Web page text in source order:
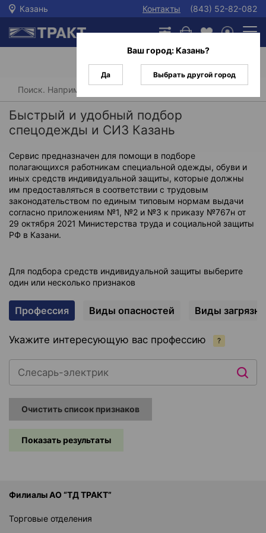
Казань Контакты (843) 52-82-082
Главная
Быстрый и удобный подбор
спецодежды и СИЗ Казань
Сервис предназначен для помощи в подборе
полагающихся работникам специальной одежды, обуви и
иных средств индивидуальной защиты, которые должны
им предоставляться в соответствии с трудовым
законодательством по единым типовым нормам выдачи
согласно приложениям №1, №2 и №3 к приказу №767н от
29 октября 2021 Министерства труда и социальной защиты
РФ в Казани.
Для подбора средств индивидуальной защиты выберите
один или несколько признаков
Профессия Виды опасностей Виды
Укажите интересующую вас профессию ?
Очистить список признаков
Показать результаты
Ваш город:Казань?
Да Выбрать другой город
Филиалы АО “ТД ТРАКТ”
Торговые отделения